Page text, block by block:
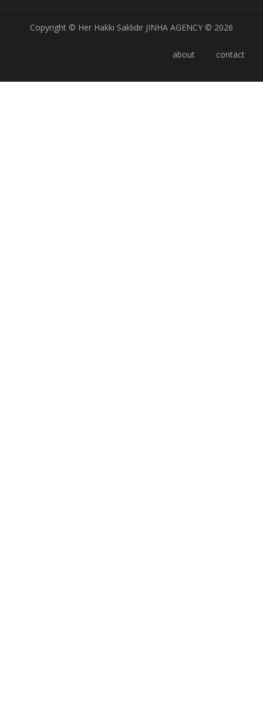
Copyright © Her Hakkı Saklıdır JINHA AGENCY © 2026
about contact